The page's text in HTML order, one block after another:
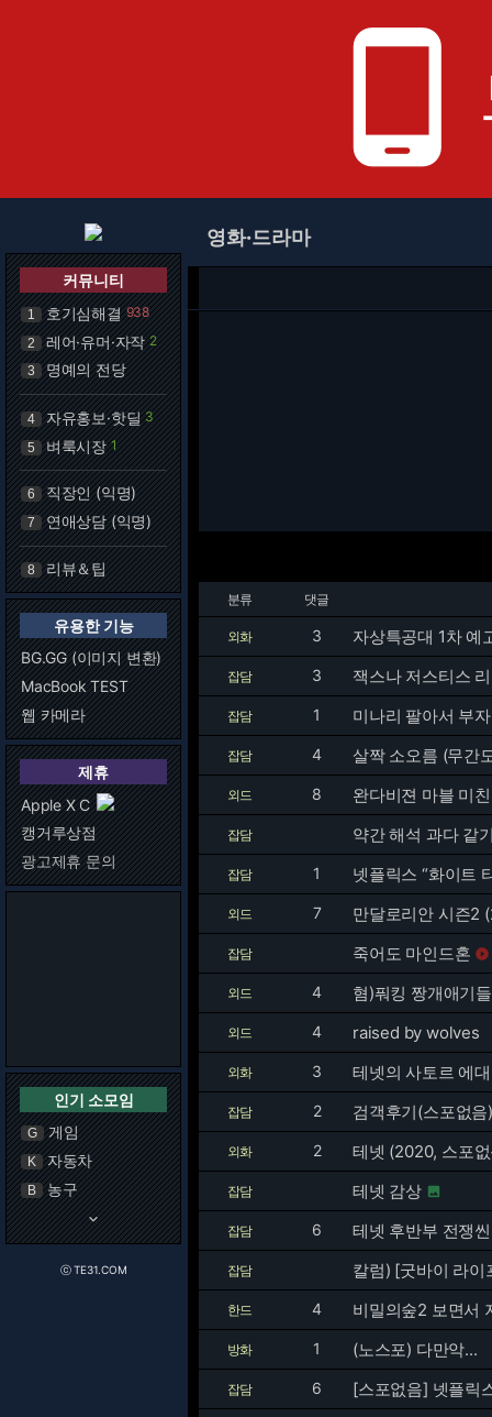
phone_android
커뮤니티
1 호기심해결 938
2 레어·유머·자작 2
3 명예의 전당
4 자유홍보·핫딜 3
5 벼룩시장 1
6 직장인 (익명)
7 연애상담 (익명)
8 리뷰＆팁
유용한 기능
BG.GG (이미지 변환)
MacBook TEST
웹 카메라
제휴
Apple X C
캥거루상점
광고제휴 문의
인기 소모임
G 게임
K 자동차
B 농구
keyboard_arrow_down
ⓒ TE31.COM
영화·드라마
분류 댓글
외화 3 자상특공대 1차 예
잡담 3 잭스나 저스티스
잡담 1 미나리 팔아서 부
잡담 4 살짝 소오름 (무간
외드 8 완다비젼 마블 미
잡담 약간 해석 과다 같
잡담 1 넷플릭스 “화이트
외드 7 만달로리안 시즌2
잡담 죽어도 마인드혼 
외드 4 혐)풔킹 짱개애기
외드 4 raised by wolves
외화 3 테넷의 사토르 에
잡담 2 검객후기(스포없음)
외화 2 테넷 (2020, 스포
잡담 테넷 감상 
잡담 6 테넷 후반부 전쟁씬
잡담 칼럼) [굿바이 라이
한드 4 비밀의숲2 보면서
방화 1 (노스포) 다만악...
잡담 6 [스포없음] 넷플릭